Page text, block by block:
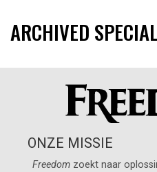
ARCHIVED
ONZE MISSIE
Freedom zoekt naar